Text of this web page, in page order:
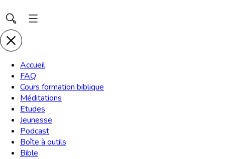
Accueil
FAQ
Cours formation biblique
Méditations
Etudes
Jeunesse
Podcast
Boîte à outils
Bible